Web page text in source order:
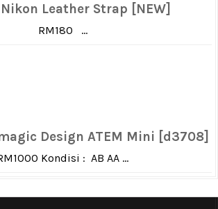
Nikon Leather Strap [NEW]
RM180 ...
Design ATEM Mini [d3708]
Kondisi : AB AA ...